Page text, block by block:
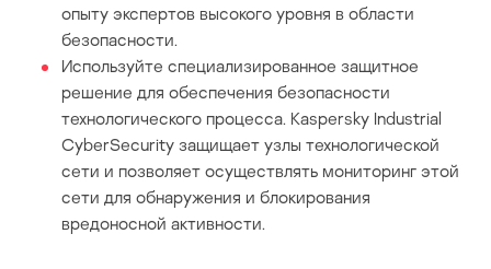
опыту экспертов высокого уровня в области
безопасности.
Используйте специализированное защитное
решение для обеспечения безопасности
технологического процесса. Kaspersky Industrial
CyberSecurity защищает узлы технологической
сети и позволяет осуществлять мониторинг этой
сети для обнаружения и блокирования
вредоносной активности.